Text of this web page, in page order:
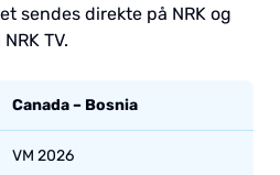
sendes direkte på NRK og
TV.
Canada – Bosnia
VM 2026